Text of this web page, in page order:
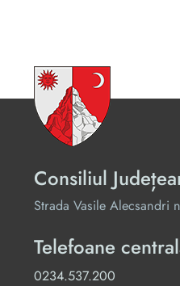
Consiliul
Strada Vasile Alecsandri
Telefoane
0234.537.200